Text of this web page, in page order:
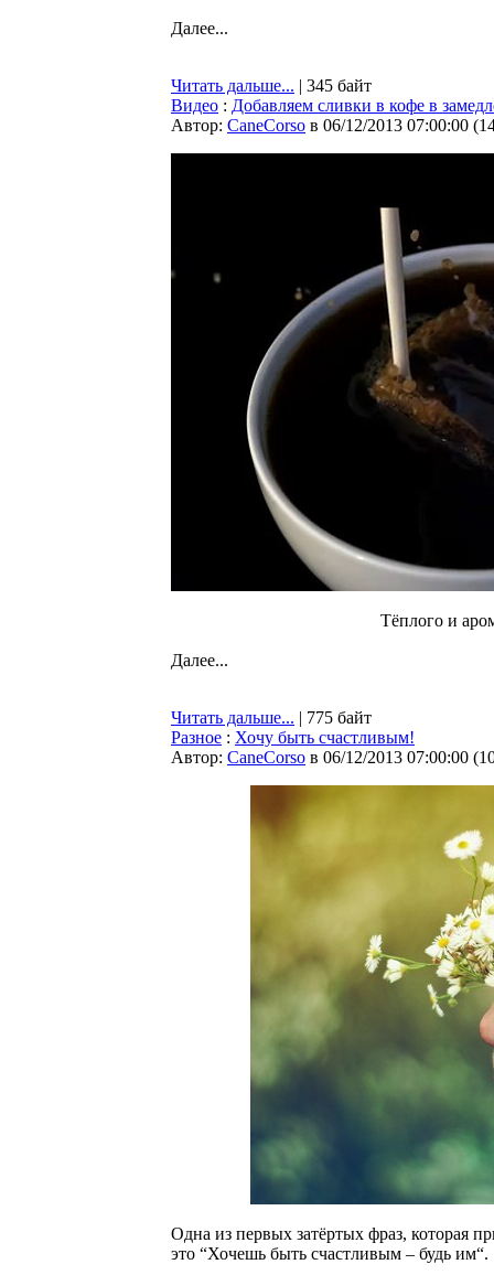
Далее...
Читать дальше... | 345 байт
Видео : Добавляем сливки в кофе в
Автор: CaneCorso в 06/12/2013 07:00:00 (
Тёплого и
Далее...
Читать дальше... | 775 байт
Разное : Хочу быть счастливым!
Автор: CaneCorso в 06/12/2013 07:00:00 (
Одна из первых затёртых фраз, которая
это “Хочешь быть счастливым – будь им“.